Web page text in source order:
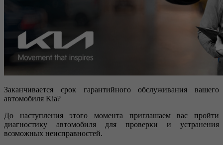
Заканчивается срок гарантийного обслуживания вашего
автомобиля Kia?
До наступления этого момента приглашаем вас пройти
диагностику автомобиля для проверки и устранения
возможных неисправностей.